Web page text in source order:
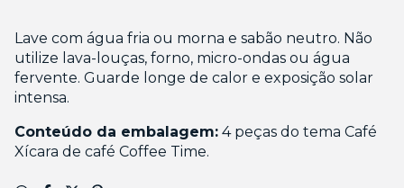
Lave com água fria ou morna e sabão neutro. Não
utilize lava-louças, forno, micro-ondas ou água
fervente. Guarde longe de calor e exposição solar
intensa.
Conteúdo da embalagem: 4 peças do tema Café
Xícara de café Coffee Time.